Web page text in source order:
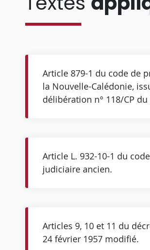
Article 879-1 du code de
la Nouvelle-Calédonie,
délibération n° 118/CP
Article L. 932-10-1 du
judiciaire ancien.
Articles 9, 10 et 11 du
24 février 1957 modifié.